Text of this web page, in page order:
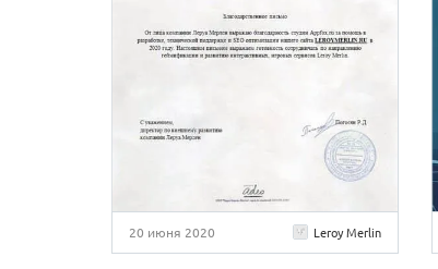
20 июня 2020 Leroy Merlin